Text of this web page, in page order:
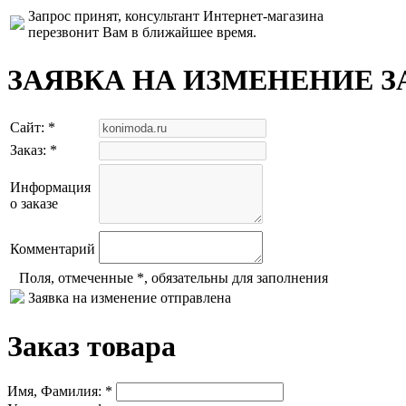
Запрос принят, консультант Интернет-магазина
перезвонит Вам в ближайшее время.
ЗАЯВКА НА ИЗМЕНЕНИЕ
Сайт: *
Заказ: *
Информация
о заказе
Комментарий
Поля, отмеченные *, обязательны для заполнения
Заявка на изменение отправлена
Заказ товара
Имя, Фамилия: *